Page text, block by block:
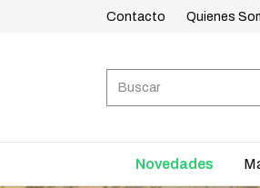
Contacto Quienes
Novedades